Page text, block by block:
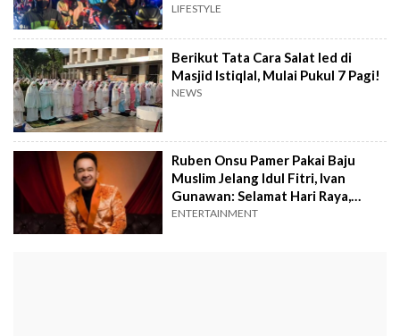
LIFESTYLE
Berikut Tata Cara Salat Ied di
Masjid Istiqlal, Mulai Pukul 7 Pagi!
NEWS
Ruben Onsu Pamer Pakai Baju
Muslim Jelang Idul Fitri, Ivan
Gunawan: Selamat Hari Raya,
Sahabatku
ENTERTAINMENT